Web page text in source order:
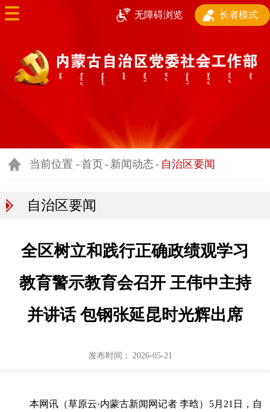
无障碍浏览 长者模式
首页
部门简介
基层治理和基层政
权建设
志愿服务和社会人
政策法规
机关党建
行业协会商会党建
北疆先锋网
当前位置 -首页 - 新闻动态 - 自治区要闻
自治区要闻
全区树立和践行正确政绩观学习
教育警示教育会召开 王伟中主持
并讲话 包钢张延昆时光辉出席
发布时间： 2026-05-21
本网讯（草原云·内蒙古新闻网记者 李晗）5月21日，自